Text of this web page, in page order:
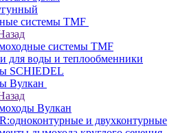
системы TMF
системы TMF
для воды и теплообменники
SCHIEDEL
Вулкан
Вулкан
и двухконтурные